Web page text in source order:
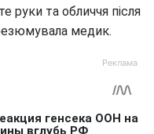
руки та обличчя після
медик.